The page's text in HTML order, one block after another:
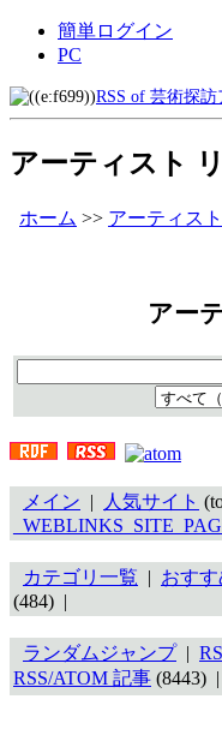
簡単ログイン
PC
RSS of 芸術探
アーティスト
ホーム >> アーティス
アー
メイン | 人気サイト
カテゴリ一覧 | おすす
(484) |
ランダムジャンプ|
RSS/ATOM 記事 (8443)